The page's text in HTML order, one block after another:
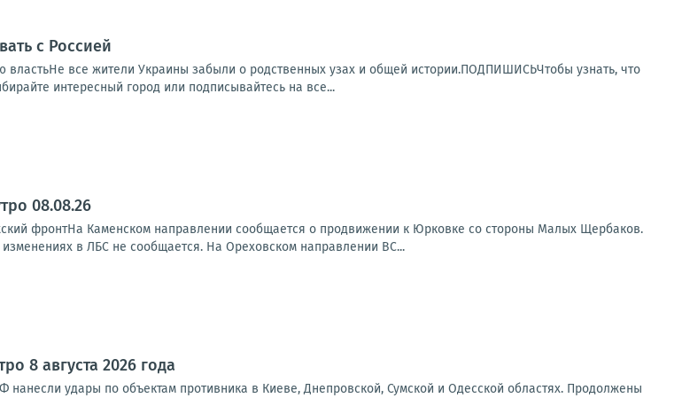
с Россией
все жители Украины забыли о родственных узах и общей истории.ПОДПИШИСЬЧтобы узнать, что
интересный город или подписывайтесь на все...
08.08.26
фронтНа Каменском направлении сообщается о продвижении к Юрковке со стороны Малых Щербаков.
в ЛБС не сообщается. На Ореховском направлении ВС...
8 августа 2026 года
нанесли удары по объектам противника в Киеве, Днепровской, Сумской и Одесской областях. Продолжены